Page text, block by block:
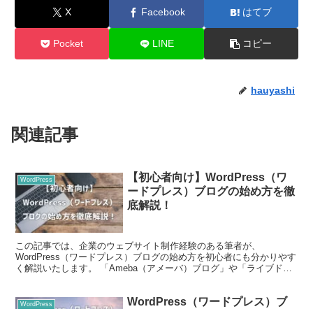
X Facebook はてブ
Pocket LINE コピー
hauyashi
関連記事
WordPress
【初心者向け】WordPress（ワ
ードプレス）ブログの始め方を徹
底解説！
この記事では、企業のウェブサイト制作経験のある筆者が、
WordPress（ワードプレス）ブログの始め方を初心者にも分かりやす
く解説いたします。 「Ameba（アメーバ）ブログ」や「ライブドア
WordPress
WordPress（ワードプレス）ブ